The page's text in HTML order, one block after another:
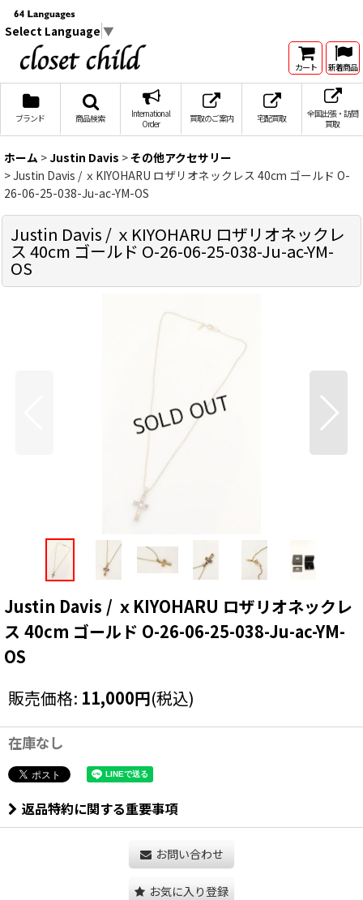
Select Language ▼
カート 新着商品
ブランド 商品検索
International
Order
買取のご案内 宅配買取
全国出張・訪問
買取
ホーム > Justin Davis >その他アクセサリー
>Justin Davis / ｘKIYOHARU ロザリオネックレス 40cm ゴールド O-
26-06-25-038-Ju-ac-YM-OS
Justin Davis / ｘKIYOHARU ロザリオネックレ
ス 40cm ゴールド O-26-06-25-038-Ju-ac-YM-
OS
Justin Davis / ｘKIYOHARU ロザリオネックレ
ス 40cm ゴールド O-26-06-25-038-Ju-ac-YM-
OS
販売価格: 11,000円(税込)
在庫なし
返品特約に関する重要事項
お問い合わせ
お気に入り登録